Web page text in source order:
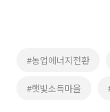
#농업에너지전환
#햇빛소득마을